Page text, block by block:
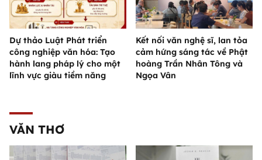
Dự thảo Luật Phát triển
công nghiệp văn hóa: Tạo
hành lang pháp lý cho một
lĩnh vực giàu tiềm năng
Kết nối văn nghệ sĩ, lan tỏa
cảm hứng sáng tác về Phật
hoàng Trần Nhân Tông và
Ngọa Vân
VĂN THƠ